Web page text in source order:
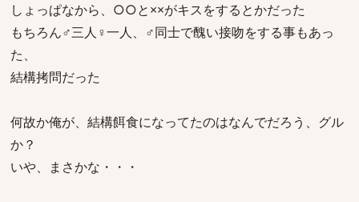
しょっぱなから、○○と××がキスをするとかだった
もちろん♂三人♀一人、♂同士で醜い接吻をする事もあっ
た、
結構拷問だった
何故か俺が、結構餌食になってたのはなんでだろう、グル
か？
いや、まさかな・・・